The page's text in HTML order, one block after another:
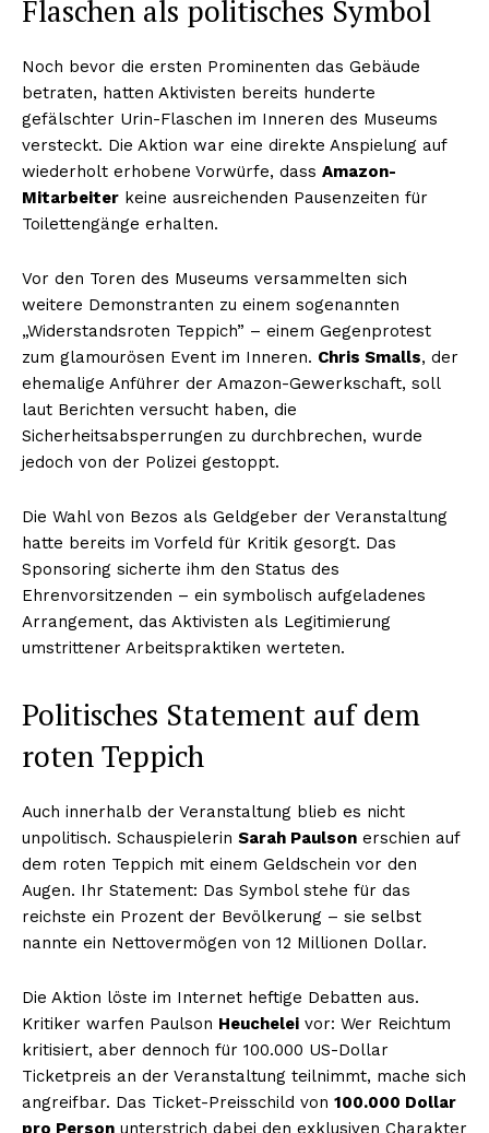
Flaschen als politisches Symbol
Noch bevor die ersten Prominenten das Gebäude
betraten, hatten Aktivisten bereits hunderte
gefälschter Urin-Flaschen im Inneren des Museums
versteckt. Die Aktion war eine direkte Anspielung auf
wiederholt erhobene Vorwürfe, dass Amazon-
Mitarbeiter keine ausreichenden Pausenzeiten für
Toilettengänge erhalten.
Vor den Toren des Museums versammelten sich
weitere Demonstranten zu einem sogenannten
„Widerstandsroten Teppich” – einem Gegenprotest
zum glamourösen Event im Inneren. Chris Smalls, der
ehemalige Anführer der Amazon-Gewerkschaft, soll
laut Berichten versucht haben, die
Sicherheitsabsperrungen zu durchbrechen, wurde
jedoch von der Polizei gestoppt.
Die Wahl von Bezos als Geldgeber der Veranstaltung
hatte bereits im Vorfeld für Kritik gesorgt. Das
Sponsoring sicherte ihm den Status des
Ehrenvorsitzenden – ein symbolisch aufgeladenes
Arrangement, das Aktivisten als Legitimierung
umstrittener Arbeitspraktiken werteten.
Politisches Statement auf dem
roten Teppich
Auch innerhalb der Veranstaltung blieb es nicht
unpolitisch. Schauspielerin Sarah Paulson erschien auf
dem roten Teppich mit einem Geldschein vor den
Augen. Ihr Statement: Das Symbol stehe für das
reichste ein Prozent der Bevölkerung – sie selbst
nannte ein Nettovermögen von 12 Millionen Dollar.
Die Aktion löste im Internet heftige Debatten aus.
Kritiker warfen Paulson Heuchelei vor: Wer Reichtum
kritisiert, aber dennoch für 100.000 US-Dollar
Ticketpreis an der Veranstaltung teilnimmt, mache sich
angreifbar. Das Ticket-Preisschild von 100.000 Dollar
pro Person unterstrich dabei den exklusiven Charakter